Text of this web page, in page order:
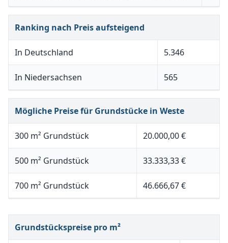
Ranking nach Preis aufsteigend
In Deutschland 5.346
In Niedersachsen 565
Mögliche Preise für Grundstücke in Weste
300 m² Grundstück 20.000,00 €
500 m² Grundstück 33.333,33 €
700 m² Grundstück 46.666,67 €
Grundstückspreise pro m²